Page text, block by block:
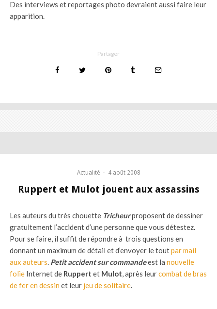
Des interviews et reportages photo devraient aussi faire leur
apparition.
Partager
Actualité · 4 août 2008
Ruppert et Mulot jouent aux assassins
Les auteurs du très chouette Tricheurproposent de dessiner
gratuitement l’accident d’une personne que vous détestez.
Pour se faire, il suffit de répondre à trois questions en
donnant un maximum de détail et d’envoyer le toutpar mail
aux auteurs. Petit accident sur commandeest la nouvelle
folie Internet de Ruppert et Mulot, après leurcombat de bras
de fer en dessin et leur jeu de solitaire.